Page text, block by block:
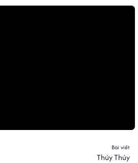
Bài viết
Thúy Thúy